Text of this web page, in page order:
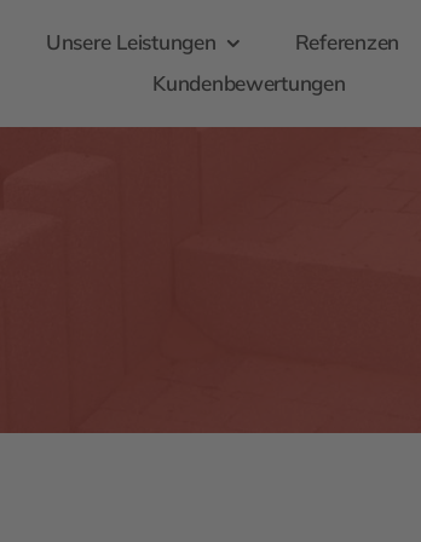
Unsere Leistungen Referenzen
Kundenbewertungen